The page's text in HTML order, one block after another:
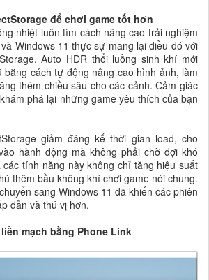
để chơi game tốt hơn
nhiệt luôn tìm cách nâng cao trải nghiệm
Windows 11 thực sự mang lại điều đó với
Auto HDR thổi luồng sinh khí mới
bằng cách tự động nâng cao hình ảnh, làm
thêm chiều sâu cho các cảnh. Cảm giác
phá lại những game yêu thích của bạn
giảm đáng kể thời gian load, cho
hành động mà không phải chờ đợi khó
tính năng này không chỉ tăng hiệu suất
thêm bầu không khí chơi game nói chung.
sang Windows 11 đã khiến các phiên
dẫn và thú vị hơn.
mạch bằng Phone Link